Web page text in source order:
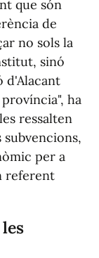
que són
de
no sols la
sinó
d'Alacant
ha
ressalten
per a
referent